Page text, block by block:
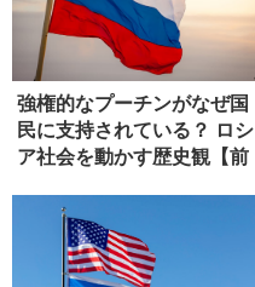
強権的なプーチンがなぜ国
民に支持されている？ ロシ
ア社会を動かす歴史観【前